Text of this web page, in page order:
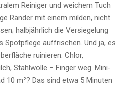
Reiniger und weichem Tuch
Ränder mit einem milden, nicht
halbjährlich die Versiegelung
Spotpflege auffrischen. Und ja, es
ruinieren: Chlor,
Stahlwolle – Finger weg. Mini-
10 m²? Das sind etwa 5 Minuten